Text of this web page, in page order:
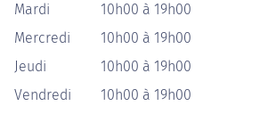
Mardi
10h00 à 19h00
Mercredi
10h00 à 19h00
Jeudi
10h00 à 19h00
Vendredi
10h00 à 19h00